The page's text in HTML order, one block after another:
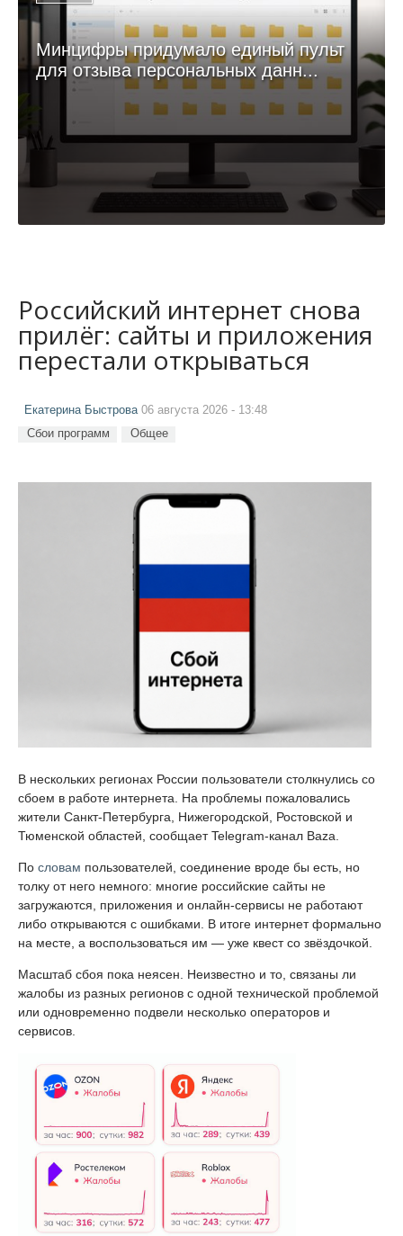
Минцифры придумало единый пульт
для отзыва персональных данн...
Российский интернет снова
прилёг: сайты и приложения
перестали открываться
Екатерина Быстрова06 августа 2026 - 13:48
Сбои программ Общее
В нескольких регионах России пользователи столкнулись со
сбоем в работе интернета. На проблемы пожаловались
жители Санкт-Петербурга, Нижегородской, Ростовской и
Тюменской областей, сообщает Telegram-канал Baza.
По словам пользователей, соединение вроде бы есть, но
толку от него немного: многие российские сайты не
загружаются, приложения и онлайн-сервисы не работают
либо открываются с ошибками. В итоге интернет формально
на месте, а воспользоваться им — уже квест со звёздочкой.
Масштаб сбоя пока неясен. Неизвестно и то, связаны ли
жалобы из разных регионов с одной технической проблемой
или одновременно подвели несколько операторов и
сервисов.